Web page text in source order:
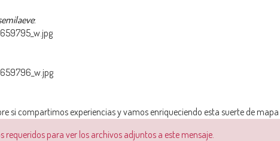
:
si compartimos experiencias y vamos enriqueciendo esta suerte de mapa
requeridos para ver los archivos adjuntos a este mensaje.